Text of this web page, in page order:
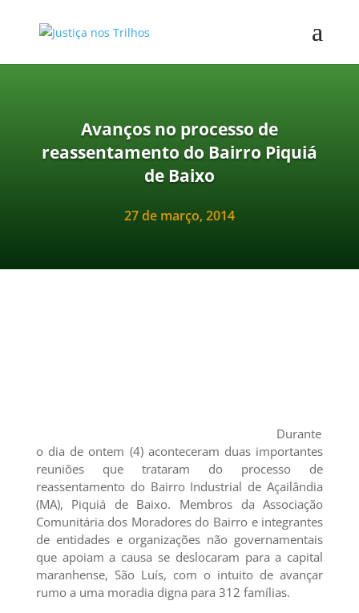
Avanços no processo de
reassentamento do Bairro Piquiá
de Baixo
27 de março, 2014
Durante
o dia de ontem (4) aconteceram duas importantes
reuniões que trataram do processo de
reassentamento do Bairro Industrial de Açailândia
(MA), Piquiá de Baixo. Membros da Associação
Comunitária dos Moradores do Bairro e integrantes
de entidades e organizações não governamentais
que apoiam a causa se deslocaram para a capital
maranhense, São Luís, com o intuito de avançar
rumo a uma moradia digna para 312 famílias.